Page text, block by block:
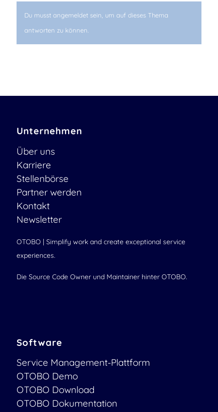
Du musst angemeldet sein, um auf dieses Thema
antworten zu können.
Unternehmen
Über uns
Karriere
Stellenbörse
Partner werden
Kontakt
Newsletter
OTOBO | Simplify work and create exceptional service
experiences.
Die Source Code Owner und Maintainer hinter OTOBO.
Software
Service Management-Plattform
OTOBO Demo
OTOBO Download
OTOBO Dokumentation